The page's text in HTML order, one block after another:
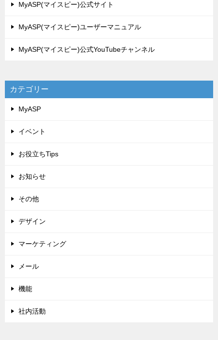
MyASP(マイスピー)公式サイト
MyASP(マイスピー)ユーザーマニュアル
MyASP(マイスピー)公式YouTubeチャンネル
カテゴリー
MyASP
イベント
お役立ちTips
お知らせ
その他
デザイン
マーケティング
メール
機能
社内活動